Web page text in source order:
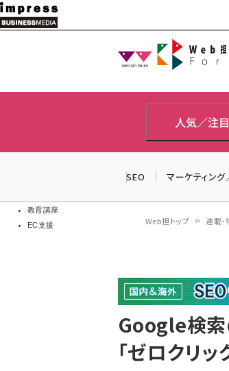
メ
イ
教育講座
EC支援
人気／注目
SEO マーケティン
ン
く
ず
Web担トップ 連載
Google検索
「ゼロクリッ